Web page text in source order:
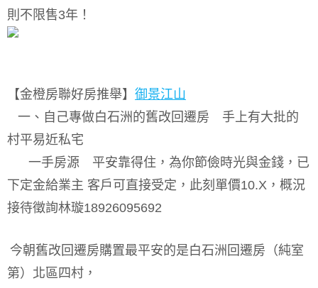
則不限售3年！
【金橙房聯好房推舉】 御景江山
一、自己專做白石洲的舊改回遷房 手上有大批的
村平易近私宅
一手房源 平安靠得住，為你節儉時光與金錢，已
下定金給業主 客戶可直接受定，此刻單價10.X ，概況
接待徵詢林璇18926095692
今朝舊改回遷房購置最平安的是白石洲回遷房（純室
第）北區四村，